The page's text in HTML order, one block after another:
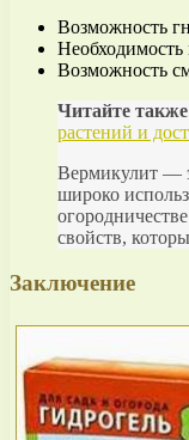
Возможность
Необходимость
Возможность
Читайте
растений и
Вермикулит —
широко
свойств,
Заключение